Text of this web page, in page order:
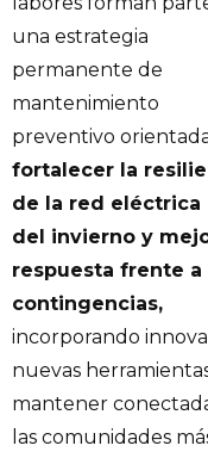
una estrategia
permanente de
mantenimiento
preventivo
fortalecer la
de la red eléctrica
del invierno y
respuesta frente a
contingencias,
incorporando
nuevas
mantener
las comunidades